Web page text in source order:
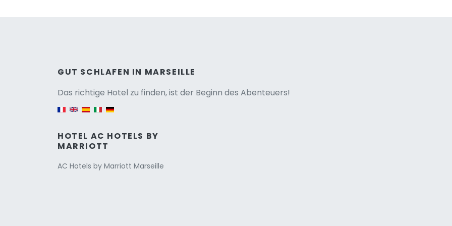
GUT SCHLAFEN IN MARSEILLE
Das richtige Hotel zu finden, ist der Beginn des Abenteuers!
Versione
HOTEL AC HOTELS BY
MARRIOTT
AC Hotels by Marriott Marseille